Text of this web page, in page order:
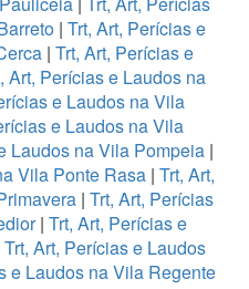
| Trt, Art, Perícias e
| Trt, Art, Perícias e
Art, Perícias e Laudos na
e Laudos na Vila
e Laudos na Vila
Laudos na Vila Pompeia|
Vila Ponte Rasa | Trt, Art,
| Trt, Art, Perícias
| Trt, Art, Perícias e
Trt, Art, Perícias e Laudos
e Laudos na Vila Regente